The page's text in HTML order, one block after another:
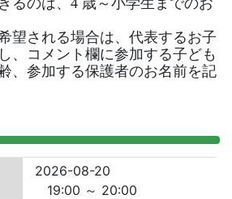
るのは、4 歳～小学生までのお
望される場合は、代表するお子
、コメント欄に参加する子ども
、参加する保護者のお名前を記
2026-08-20
19:00 ～ 20:00